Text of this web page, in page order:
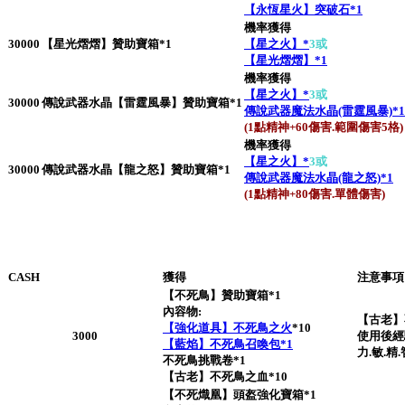
【永恆星火】突破石*1
30000 【星光熠熠】贊助寶箱*1
機率獲得
【星之火】*3或
【星光熠熠】*1
30000 傳說武器水晶【雷霆風暴】贊助寶箱*1
機率獲得
【星之火】*3或
傳說武器魔法水晶(雷霆風暴)*1
(1點精神+60傷害.範圍傷害5格)
30000 傳說武器水晶【龍之怒】贊助寶箱*1
機率獲得
【星之火】*3或
傳說武器魔法水晶(龍之怒)*1
(1點精神+80傷害.單體傷害)
CASH 獲得 注意事項
3000
【不死鳥】贊助寶箱*1
內容物:
【強化道具】不死鳥之火*10
【藍焰】不死鳥召喚包*1
不死鳥挑戰卷*1
【古老】不死鳥之血*10
【古老
使用後
力.敏.精.
【不死熾凰】頭盔強化寶箱*1